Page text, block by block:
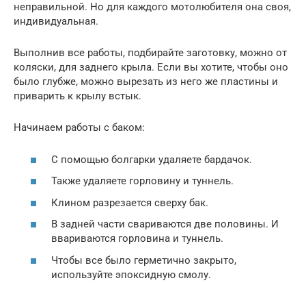
неправильной. Но для каждого мотолюбителя она своя,
индивидуальная.
Выполнив все работы, подбирайте заготовку, можно от
коляски, для заднего крыла. Если вы хотите, чтобы оно
было глубже, можно вырезать из него же пластины и
приварить к крылу встык.
Начинаем работы с баком:
С помощью болгарки удаляете бардачок.
Также удаляете горловину и туннель.
Клином разрезается сверху бак.
В задней части свариваются две половины. И
ввариваются горловина и туннель.
Чтобы все было герметично закрыто,
используйте эпоксидную смолу.